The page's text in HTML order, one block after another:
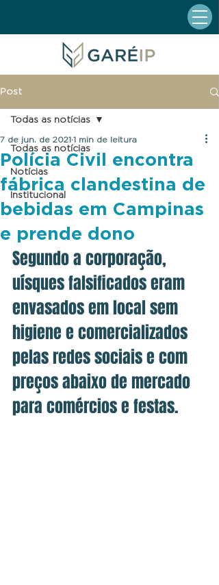
Post
Todas as notícias
Notícias
Institucional
Todas as notícias
Polícia Civil encontra
fábrica clandestina de
bebidas em Campinas
e prende dono
7 de jun. de 2021 1 min de leitura
Segundo a corporação,
uísques falsificados eram
envasados em local sem
higiene e comercializados
pelas redes sociais e com
preços abaixo de mercado
para comércios e festas.